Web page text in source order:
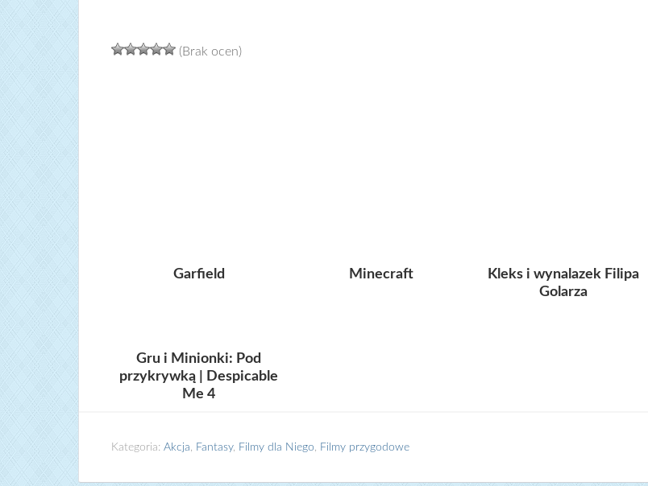
(Brak ocen)
Garfield Minecraft
Kleks i wynalazek Filipa
Golarza
Gru i Minionki: Pod
przykrywką | Despicable
Me 4
Kategoria: Akcja, Fantasy, Filmy dla Niego, Filmy przygodowe